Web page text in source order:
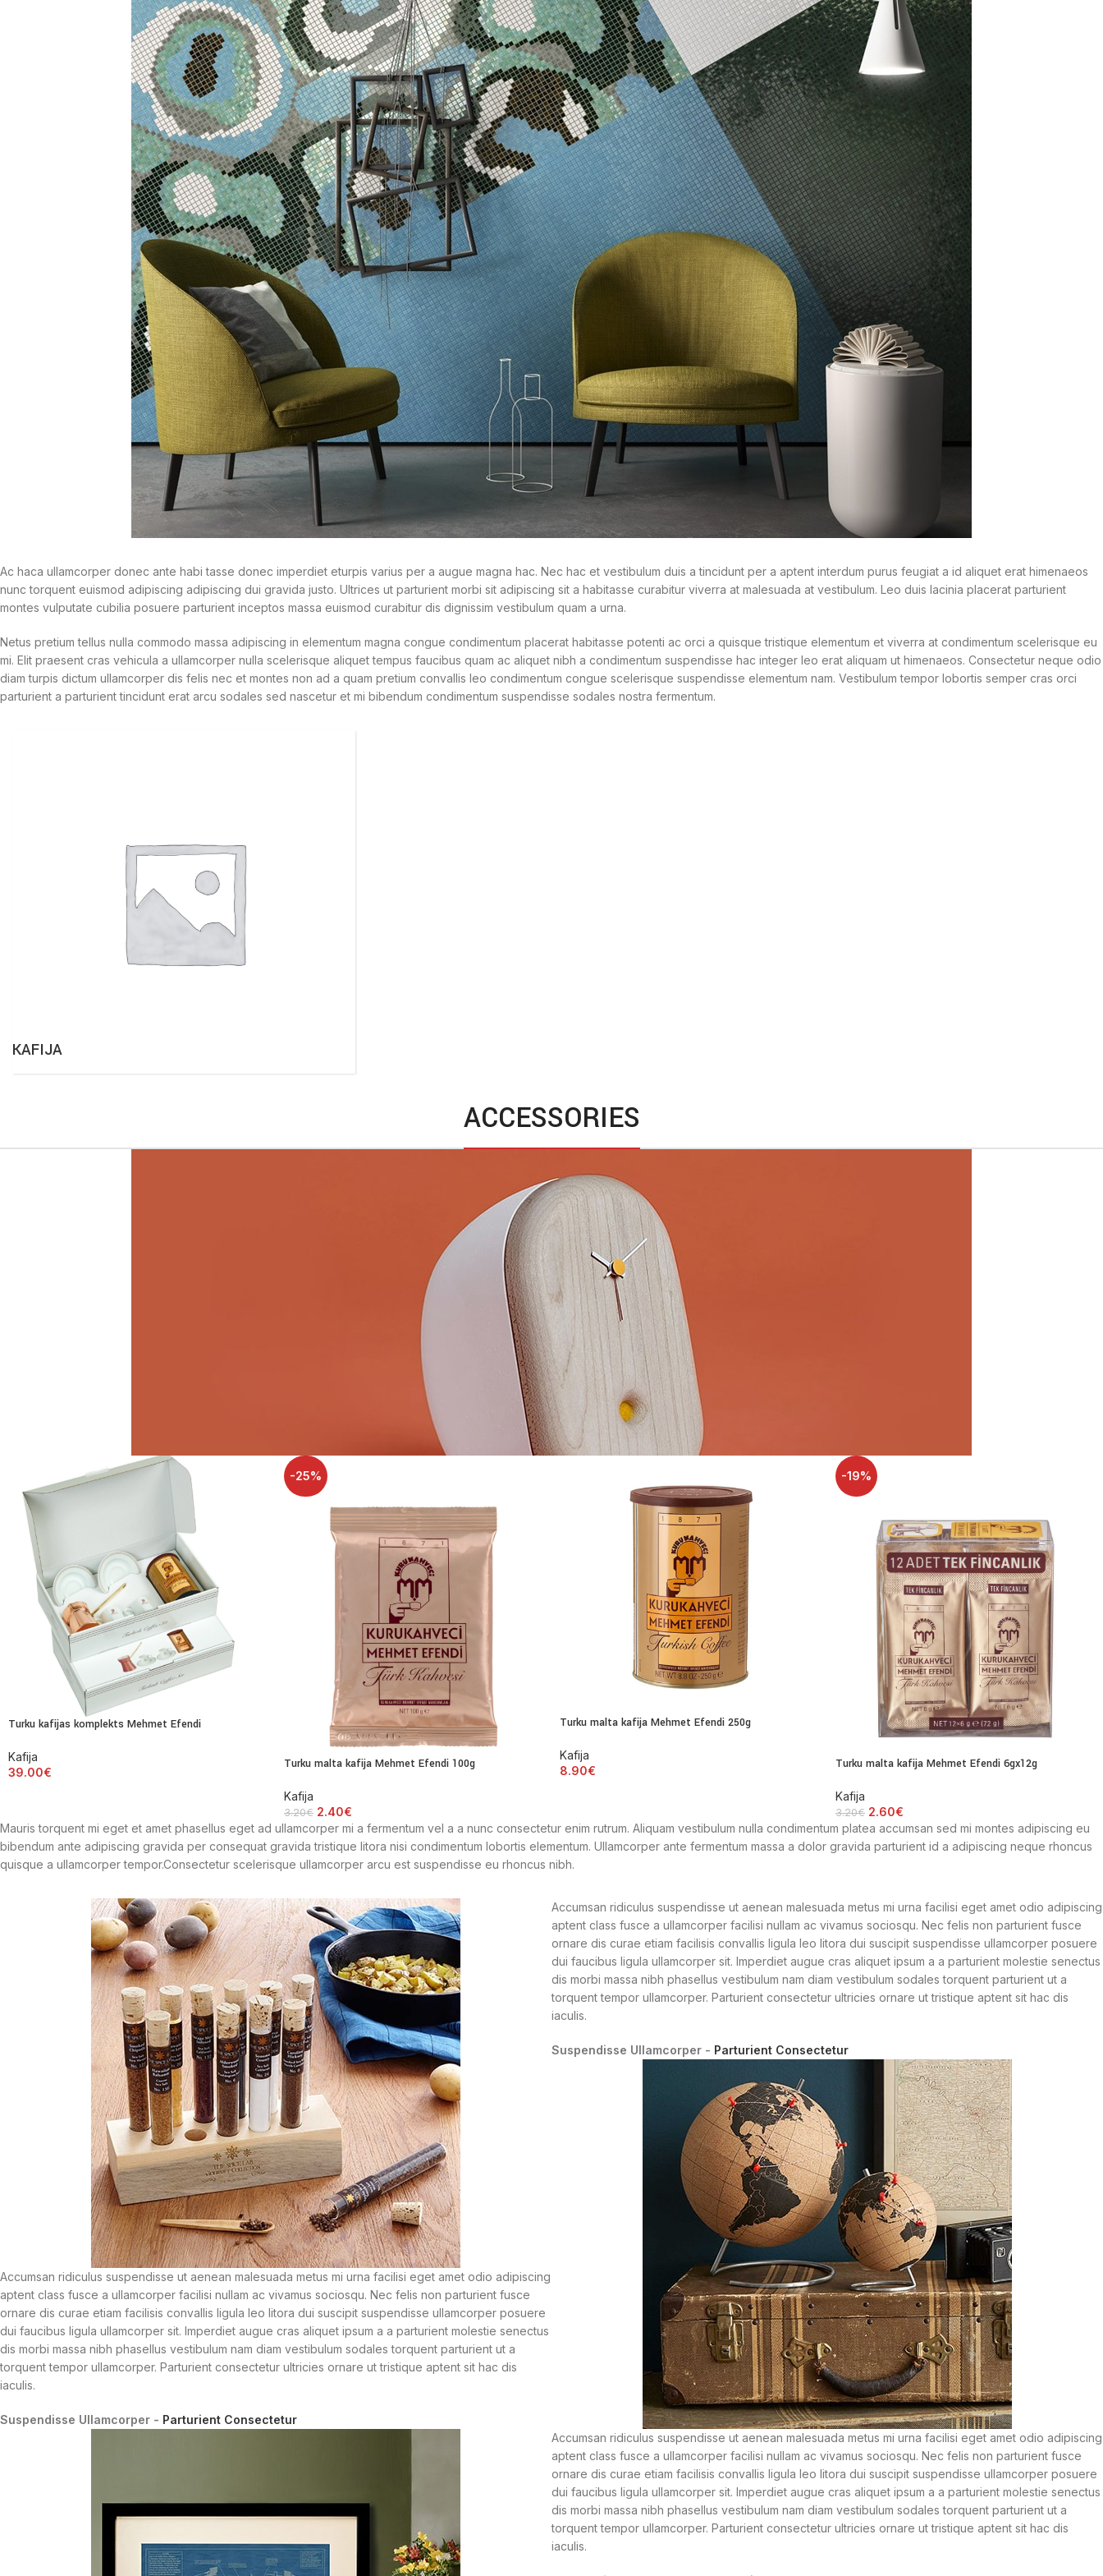
Ac haca ullamcorper donec ante habi tasse donec imperdiet eturpis varius per a augue magna hac. Nec hac et vestibulum duis a tincidunt per a aptent interdum purus feugiat a id aliquet erat himenaeos
nunc torquent euismod adipiscing adipiscing dui gravida justo. Ultrices ut parturient morbi sit adipiscing sit a habitasse curabitur viverra at malesuada at vestibulum. Leo duis lacinia placerat parturient
montes vulputate cubilia posuere parturient inceptos massa euismod curabitur dis dignissim vestibulum quam a urna.
Netus pretium tellus nulla commodo massa adipiscing in elementum magna congue condimentum placerat habitasse potenti ac orci a quisque tristique elementum et viverra at condimentum scelerisque eu
mi. Elit praesent cras vehicula a ullamcorper nulla scelerisque aliquet tempus faucibus quam ac aliquet nibh a condimentum suspendisse hac integer leo erat aliquam ut himenaeos. Consectetur neque odio
diam turpis dictum ullamcorper dis felis nec et montes non ad a quam pretium convallis leo condimentum congue scelerisque suspendisse elementum nam. Vestibulum tempor lobortis semper cras orci
parturient a parturient tincidunt erat arcu sodales sed nascetur et mi bibendum condimentum suspendisse sodales nostra fermentum.
KAFIJA
ACCESSORIES
Turku kafijas komplekts Mehmet Efendi
Kafija
39.00€
-25%
Turku malta kafija Mehmet Efendi 100g
Kafija
3.20€ 2.40€
Turku malta kafija Mehmet Efendi 250g
Kafija
8.90€
-19%
Turku malta kafija Mehmet Efendi 6gx12g
Kafija
3.20€ 2.60€
Mauris torquent mi eget et amet phasellus eget ad ullamcorper mi a fermentum vel a a nunc consectetur enim rutrum. Aliquam vestibulum nulla condimentum platea accumsan sed mi montes adipiscing eu
bibendum ante adipiscing gravida per consequat gravida tristique litora nisi condimentum lobortis elementum. Ullamcorper ante fermentum massa a dolor gravida parturient id a adipiscing neque rhoncus
quisque a ullamcorper tempor.Consectetur scelerisque ullamcorper arcu est suspendisse eu rhoncus nibh.
Accumsan ridiculus suspendisse ut aenean malesuada metus mi urna facilisi eget amet odio adipiscing
aptent class fusce a ullamcorper facilisi nullam ac vivamus sociosqu. Nec felis non parturient fusce
ornare dis curae etiam facilisis convallis ligula leo litora dui suscipit suspendisse ullamcorper posuere
dui faucibus ligula ullamcorper sit. Imperdiet augue cras aliquet ipsum a a parturient molestie senectus
dis morbi massa nibh phasellus vestibulum nam diam vestibulum sodales torquent parturient ut a
torquent tempor ullamcorper. Parturient consectetur ultricies ornare ut tristique aptent sit hac dis
iaculis.
Suspendisse Ullamcorper - Parturient Consectetur
Accumsan ridiculus suspendisse ut aenean malesuada metus mi urna facilisi eget amet odio adipiscing
aptent class fusce a ullamcorper facilisi nullam ac vivamus sociosqu. Nec felis non parturient fusce
ornare dis curae etiam facilisis convallis ligula leo litora dui suscipit suspendisse ullamcorper posuere
dui faucibus ligula ullamcorper sit. Imperdiet augue cras aliquet ipsum a a parturient molestie senectus
dis morbi massa nibh phasellus vestibulum nam diam vestibulum sodales torquent parturient ut a
torquent tempor ullamcorper. Parturient consectetur ultricies ornare ut tristique aptent sit hac dis
iaculis.
Suspendisse Ullamcorper - Parturient Consectetur
Accumsan ridiculus suspendisse ut aenean malesuada metus mi urna facilisi eget amet odio adipiscing
aptent class fusce a ullamcorper facilisi nullam ac vivamus sociosqu. Nec felis non parturient fusce
ornare dis curae etiam facilisis convallis ligula leo litora dui suscipit suspendisse ullamcorper posuere
dui faucibus ligula ullamcorper sit. Imperdiet augue cras aliquet ipsum a a parturient molestie senectus
dis morbi massa nibh phasellus vestibulum nam diam vestibulum sodales torquent parturient ut a
torquent tempor ullamcorper. Parturient consectetur ultricies ornare ut tristique aptent sit hac dis
iaculis.